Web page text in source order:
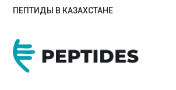
ПЕПТИДЫ В КАЗАХСТАНЕ